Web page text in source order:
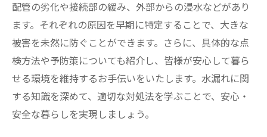
配管の劣化や接続部の緩み、外部からの浸水などがあり
ます。それぞれの原因を早期に特定することで、大きな
被害を未然に防ぐことができます。さらに、具体的な点
検方法や予防策についても紹介し、皆様が安心して暮ら
せる環境を維持するお手伝いをいたします。水漏れに関
する知識を深めて、適切な対処法を学ぶことで、安心・
安全な暮らしを実現しましょう。